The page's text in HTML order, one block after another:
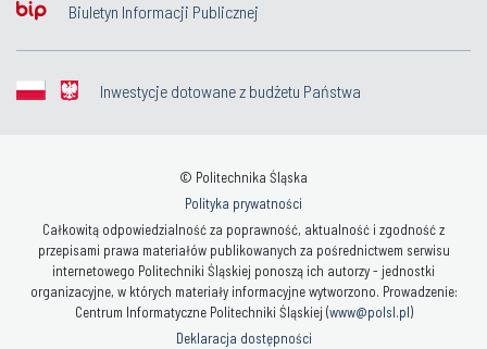
Biuletyn Informacji Publicznej
Inwestycje dotowane z budżetu Państwa
© Politechnika Śląska
Polityka prywatności
Całkowitą odpowiedzialność za poprawność, aktualność i zgodność z
przepisami prawa materiałów publikowanych za pośrednictwem serwisu
internetowego Politechniki Śląskiej ponoszą ich autorzy - jednostki
organizacyjne, w których materiały informacyjne wytworzono. Prowadzenie:
Centrum Informatyczne Politechniki Śląskiej (www@polsl.pl)
Deklaracja dostępności